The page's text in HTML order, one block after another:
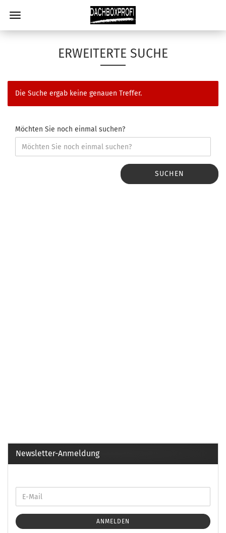
ERWEITERTE SUCHE
Die Suche ergab keine genauen Treffer.
Möchten Sie noch einmal suchen?
SUCHEN
Newsletter-Anmeldung
ANMELDEN